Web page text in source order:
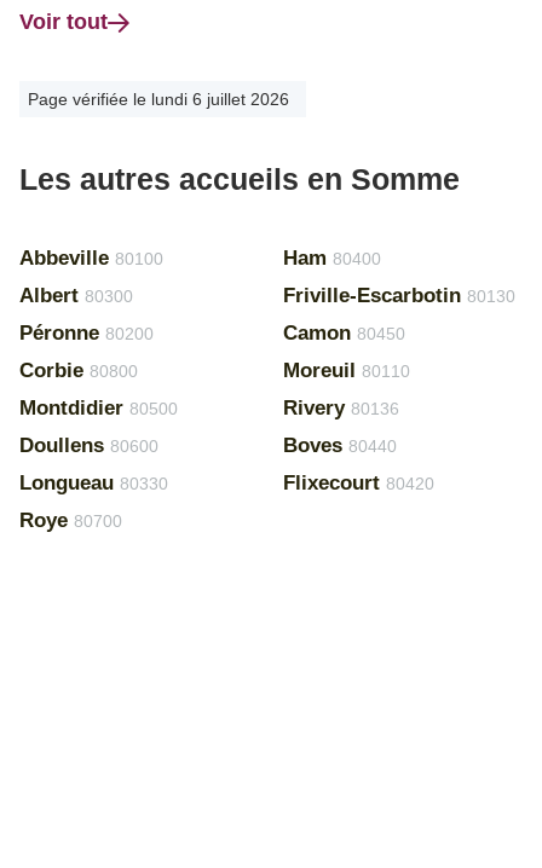
Voir tout
Page vérifiée le lundi 6 juillet 2026
Les autres accueils en Somme
Abbeville 80100
Albert 80300
Péronne 80200
Corbie 80800
Montdidier 80500
Doullens 80600
Longueau 80330
Roye 80700
Ham 80400
Friville-Escarbotin 80130
Camon 80450
Moreuil 80110
Rivery 80136
Boves 80440
Flixecourt 80420